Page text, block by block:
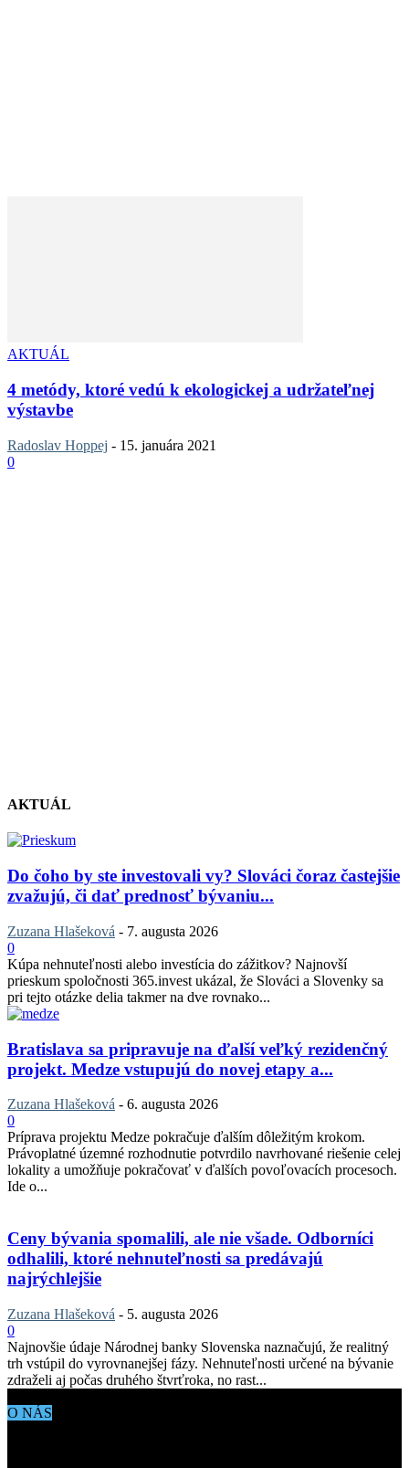
AKTUÁL
4 metódy, ktoré vedú k ekologickej a udržateľnej
výstavbe
Radoslav Hoppej - 15. januára 2021
0
AKTUÁL
Do čoho by ste investovali vy? Slováci čoraz častejšie
zvažujú, či dať prednosť bývaniu...
Zuzana Hlašeková - 7. augusta 2026
0
Kúpa nehnuteľnosti alebo investícia do zážitkov? Najnovší
prieskum spoločnosti 365.invest ukázal, že Slováci a Slovenky sa
pri tejto otázke delia takmer na dve rovnako...
Bratislava sa pripravuje na ďalší veľký rezidenčný
projekt. Medze vstupujú do novej etapy a...
Zuzana Hlašeková - 6. augusta 2026
0
Príprava projektu Medze pokračuje ďalším dôležitým krokom.
Právoplatné územné rozhodnutie potvrdilo navrhované riešenie celej
lokality a umožňuje pokračovať v ďalších povoľovacích procesoch.
Ide o...
Ceny bývania spomalili, ale nie všade. Odborníci
odhalili, ktoré nehnuteľnosti sa predávajú
najrýchlejšie
Zuzana Hlašeková - 5. augusta 2026
0
Najnovšie údaje Národnej banky Slovenska naznačujú, že realitný
trh vstúpil do vyrovnanejšej fázy. Nehnuteľnosti určené na bývanie
zdraželi aj počas druhého štvrťroka, no rast...
O NÁS